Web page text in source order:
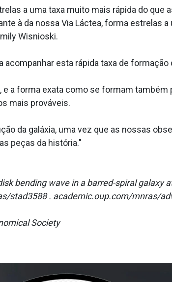
a uma taxa muito mais rápida do que
à da nossa Via Láctea, forma estrelas
Wisnioski.
esta rápida taxa de formação
a forma exata como se formam
mais prováveis.
da galáxia, uma vez que as nossas
peças da história."
bending wave in a barred-spiral galaxy
stad3588 . academic.oup.com/mnras/
Society